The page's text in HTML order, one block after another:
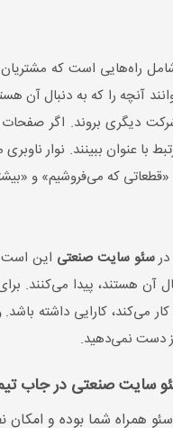
راه‌هایی است که مشتریان
آنچه را که به دنبال آن
دیگری بروند. اگر صفحات
با عنوان ببینند. نوار
که می‌فروشیم» و
درسئو سایت صنعتی این است
آن هستند، پیدا می‌کنند.
کار می‌کند، کارایی داشته
دست نمی‌دهید.
سایت صنعتی در جاب
همراه شما بوده و